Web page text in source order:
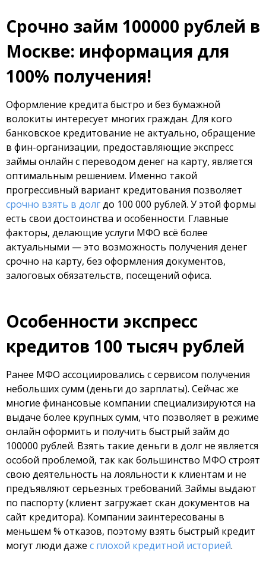
Срочно займ 100000 рублей в
Москве: информация для
100% получения!
Оформление кредита быстро и без бумажной
волокиты интересует многих граждан. Для кого
банковское кредитование не актуально, обращение
в фин-организации, предоставляющие экспресс
займы онлайн с переводом денег на карту, является
оптимальным решением. Именно такой
прогрессивный вариант кредитования позволяет
срочно взять в долгдо 100 000 рублей. У этой формы
есть свои достоинства и особенности. Главные
факторы, делающие услуги МФО всё более
актуальными — это возможность получения денег
срочно на карту, без оформления документов,
залоговых обязательств, посещений офиса.
Особенности экспресс
кредитов 100 тысяч рублей
Ранее МФО ассоциировались с сервисом получения
небольших сумм (деньги до зарплаты). Сейчас же
многие финансовые компании специализируются на
выдаче более крупных сумм, что позволяет в режиме
онлайн оформить и получить быстрый займ до
100000 рублей. Взять такие деньги в долг не является
особой проблемой, так как большинство МФО строят
свою деятельность на лояльности к клиентам и не
предъявляют серьезных требований. Займы выдают
по паспорту (клиент загружает скан документов на
сайт кредитора). Компании заинтересованы в
меньшем % отказов, поэтому взять быстрый кредит
могут люди даже с плохой кредитной историей.